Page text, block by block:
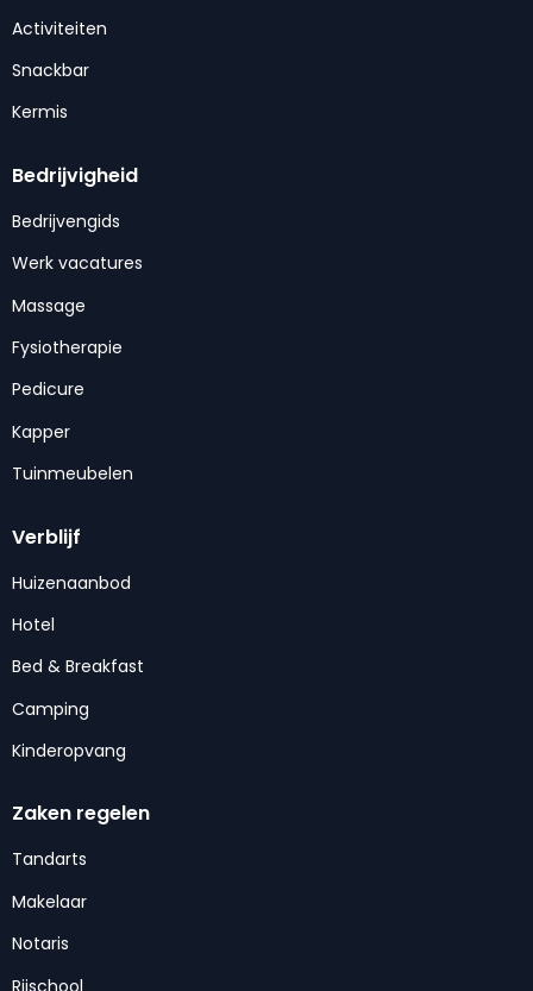
Activiteiten
Snackbar
Kermis
Bedrijvigheid
Bedrijvengids
Werk vacatures
Massage
Fysiotherapie
Pedicure
Kapper
Tuinmeubelen
Verblijf
Huizenaanbod
Hotel
Bed & Breakfast
Camping
Kinderopvang
Zaken regelen
Tandarts
Makelaar
Notaris
Rijschool